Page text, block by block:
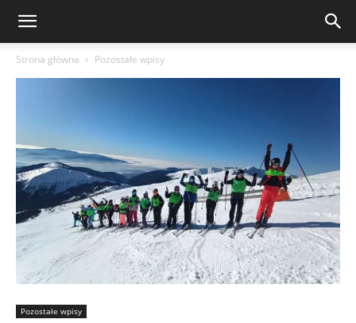
Strona główna Pozostałe wpisy
Pozostałe wpisy